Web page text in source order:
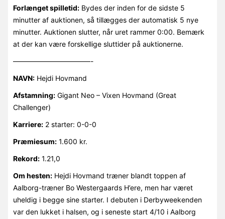
Forlænget spilletid:Bydes der inden for de sidste 5
minutter af auktionen, så tillægges der automatisk 5 nye
minutter. Auktionen slutter, når uret rammer 0:00. Bemærk
at der kan være forskellige sluttider på auktionerne.
———————————-
NAVN:Hejdi Hovmand
Afstamning:Gigant Neo – Vixen Hovmand (Great
Challenger)
Karriere:2 starter: 0-0-0
Præmiesum:1.600 kr.
Rekord:1.21,0
Om hesten:Hejdi Hovmand træner blandt toppen af
Aalborg-træner Bo Westergaards H’ere, men har været
uheldig i begge sine starter. I debuten i Derbyweekenden
var den lukket i halsen, og i seneste start 4/10 i Aalborg